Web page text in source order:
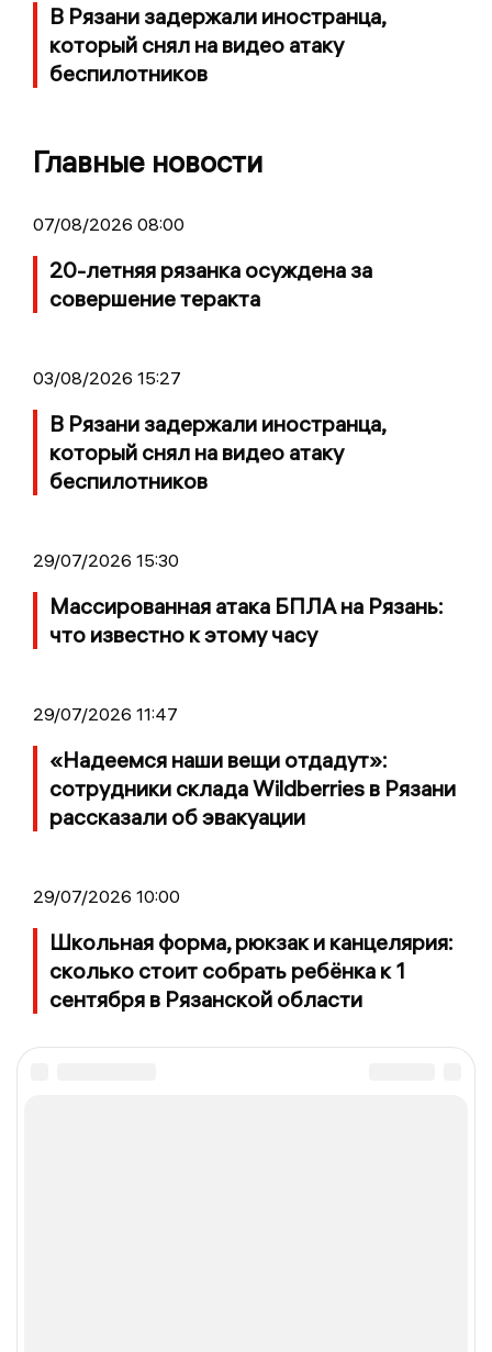
В Рязани задержали иностранца,
который снял на видео атаку
беспилотников
Главные новости
07/08/2026 08:00
20-летняя рязанка осуждена за
совершение теракта
03/08/2026 15:27
В Рязани задержали иностранца,
который снял на видео атаку
беспилотников
29/07/2026 15:30
Массированная атака БПЛА на Рязань:
что известно к этому часу
29/07/2026 11:47
«Надеемся наши вещи отдадут»:
сотрудники склада Wildberries в Рязани
рассказали об эвакуации
29/07/2026 10:00
Школьная форма, рюкзак и канцелярия:
сколько стоит собрать ребёнка к 1
сентября в Рязанской области